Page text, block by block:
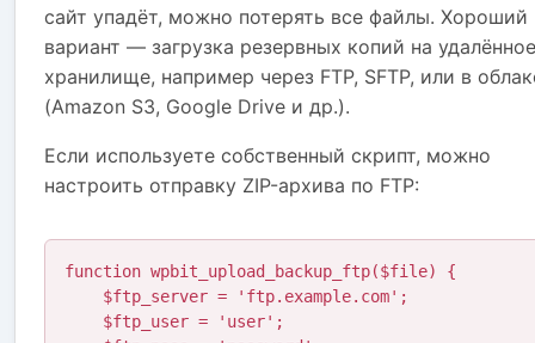
сайт упадёт, можно потерять все файлы. Хороший
вариант — загрузка резервных копий на удалённое
хранилище, например через FTP, SFTP, или в
(Amazon S3, Google Drive и др.).
Если используете собственный скрипт, можно
настроить отправку ZIP-архива по FTP:
function wpbit_upload_backup_ftp($file) {